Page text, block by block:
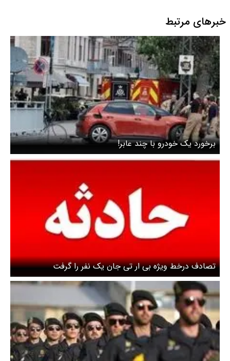
خبرهای مرتبط
برخورد یک خودرو با چند عابر!
تصادف درخط ویژه بی ار تی جان یک نفر را گرفت